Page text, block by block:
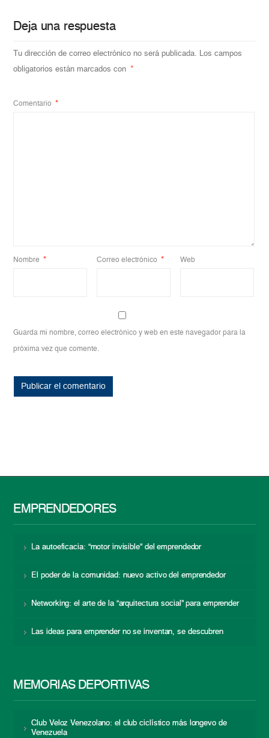
Deja una respuesta
Tu dirección de correo electrónico no será publicada. Los campos
obligatorios están marcados con
*
Comentario *
Nombre * Correo electrónico * Web
Guarda mi nombre, correo electrónico y web en este navegador para la
próxima vez que comente.
EMPRENDEDORES
La autoeficacia: “motor invisible” del emprendedor
El poder de la comunidad: nuevo activo del emprendedor
Networking: el arte de la “arquitectura social” para emprender
Las ideas para emprender no se inventan, se descubren
MEMORIAS DEPORTIVAS
Club Veloz Venezolano: el club ciclístico más longevo de
Venezuela